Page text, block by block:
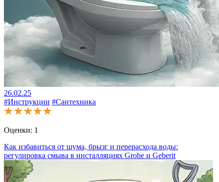
26.02.25
#Инструкции #Сантехника
Оценки: 1
Как избавиться от шума, брызг и перерасхода воды:
регулировка смыва в инсталляциях Grohe и Geberit